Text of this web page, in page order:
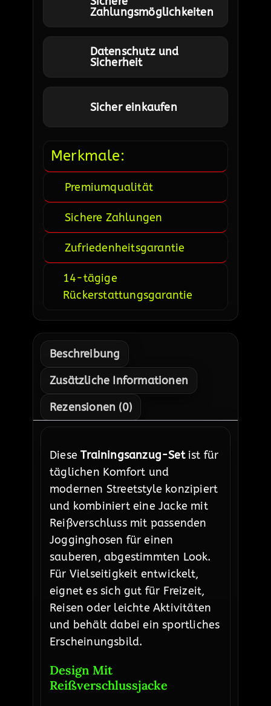
Zahlungsmöglichkeiten
Datenschutz und
Sicherheit
Sicher einkaufen
Merkmale:
Premiumqualität
Sichere Zahlungen
Zufriedenheitsgarantie
14-tägige
Rückerstattungsgarantie
Beschreibung
Zusätzliche Informationen
Rezensionen (0)
DieseTrainingsanzug-Setist für
täglichen Komfort und
modernen Streetstyle konzipiert
und kombiniert eine Jacke mit
Reißverschluss mit passenden
Jogginghosen für einen
sauberen, abgestimmten Look.
Für Vielseitigkeit entwickelt,
eignet es sich gut für Freizeit,
Reisen oder leichte Aktivitäten
und behält dabei ein sportliches
Erscheinungsbild.
Design Mit
Reißverschlussjacke